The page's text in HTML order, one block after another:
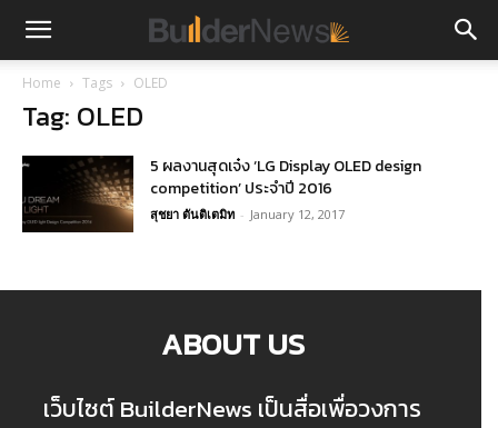
Home Tags OLED
Tag: OLED
5 ผลงานสุดเจ๋ง ‘LG Display OLED design
competition’ ประจำปี 2016
สุชยา ตันติเตมิท - January 12, 2017
ABOUT US
เว็บไซต์ BuilderNews เป็นสื่อเพื่อวงการ